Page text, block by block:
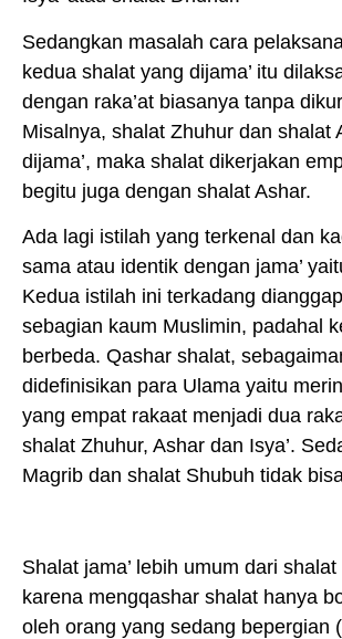
Sedangkan masalah cara
kedua shalat yang dijama’ itu
dengan raka’at biasanya tanpa
Misalnya, shalat Zhuhur dan shalat
dijama’, maka shalat dikerjakan
begitu juga dengan shalat Ashar.
Ada lagi istilah yang terkenal dan
sama atau identik dengan jama’
Kedua istilah ini terkadang
sebagian kaum Muslimin, padahal
berbeda. Qashar shalat,
didefinisikan para Ulama yaitu
yang empat rakaat menjadi dua
shalat Zhuhur, Ashar dan Isya’.
Magrib dan shalat Shubuh tidak
Shalat jama’ lebih umum dari shalat
karena mengqashar shalat hanya
oleh orang yang sedang bepergian